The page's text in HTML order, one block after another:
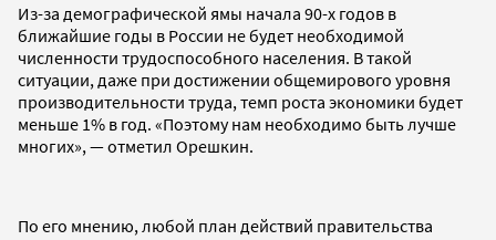
Из-за демографической ямы начала 90-х годов в
ближайшие годы в России не будет необходимой
численности трудоспособного населения. В такой
ситуации, даже при достижении общемирового уровня
производительности труда, темп роста экономики будет
меньше 1% в год. «Поэтому нам необходимо быть лучше
многих», — отметил Орешкин.
По его мнению, любой план действий правительства